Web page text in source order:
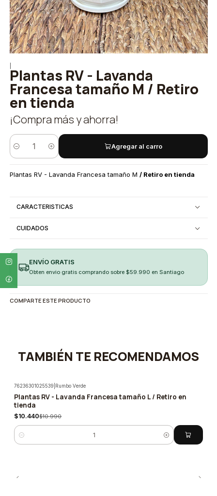
Plantas RV - Lavanda
Francesa tamaño M / Retiro
en tienda
¡Compra más y ahorra!
Cantidad
Agregar al carro
Plantas RV - Lavanda Francesa tamaño M / Retiro en tienda
CARACTERISTICAS
CUIDADOS
ENVÍO GRATIS
Obten envio gratis comprando sobre $59.990 en Santiago
COMPARTE ESTE PRODUCTO
TAMBIÉN TE RECOMENDAMOS
-5%
76236301025539 Rumbo Verde
Plantas RV - Lavanda Francesa tamaño L / Retiro en
tienda
$10.440$10.990
Cantidad